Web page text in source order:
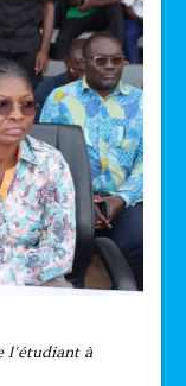
l’étudiant à